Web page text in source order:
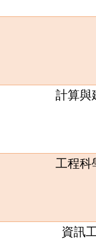
計算與
工程科
資訊